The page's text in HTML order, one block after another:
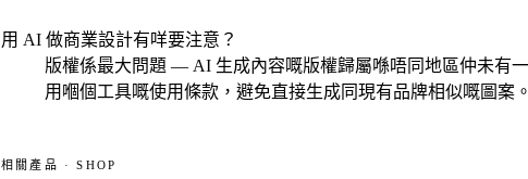
用 AI 做商業設計有咩要注意？
版權係最大問題 — AI 生成內容嘅版權歸屬喺唔同地區仲未有
用嗰個工具嘅使用條款，避免直接生成同現有品牌相似嘅圖案
相關產品 · SHOP